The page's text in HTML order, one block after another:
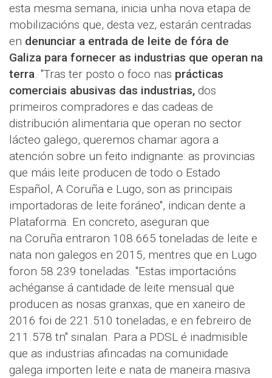
esta mesma semana, inicia unha nova etapa de
mobilizacións que, desta vez, estarán centradas
en denunciar a entrada de leite de fóra de
Galiza para fornecer as industrias que operan na
terra. "Tras ter posto o foco nas prácticas
comerciais abusivas das industrias, dos
primeiros compradores e das cadeas de
distribución alimentaria que operan no sector
lácteo galego, queremos chamar agora a
atención sobre un feito indignante: as provincias
que máis leite producen de todo o Estado
Español, A Coruña e Lugo, son as principais
importadoras de leite foráneo", indican dente a
Plataforma. En concreto, aseguran que
na Coruña entraron 108.665 toneladas de leite e
nata non galegos en 2015, mentres que en Lugo
foron 58.239 toneladas. "Estas importacións
achéganse á cantidade de leite mensual que
producen as nosas granxas, que en xaneiro de
2016 foi de 221.510 toneladas, e en febreiro de
211.578 tn" sinalan. Para a PDSL é inadmisible
que as industrias afincadas na comunidade
galega importen leite e nata de maneira masiva